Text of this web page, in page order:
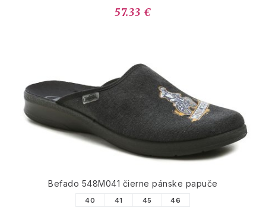
57.33 €
Befado 548M041 čierne pánske papuče
40 41 45 46